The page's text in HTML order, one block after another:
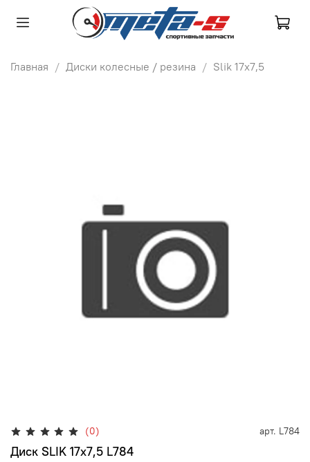
Главная Диски колесные / резина Slik 17х7,5
(0) арт. L784
Диск SLIK 17x7,5 L784